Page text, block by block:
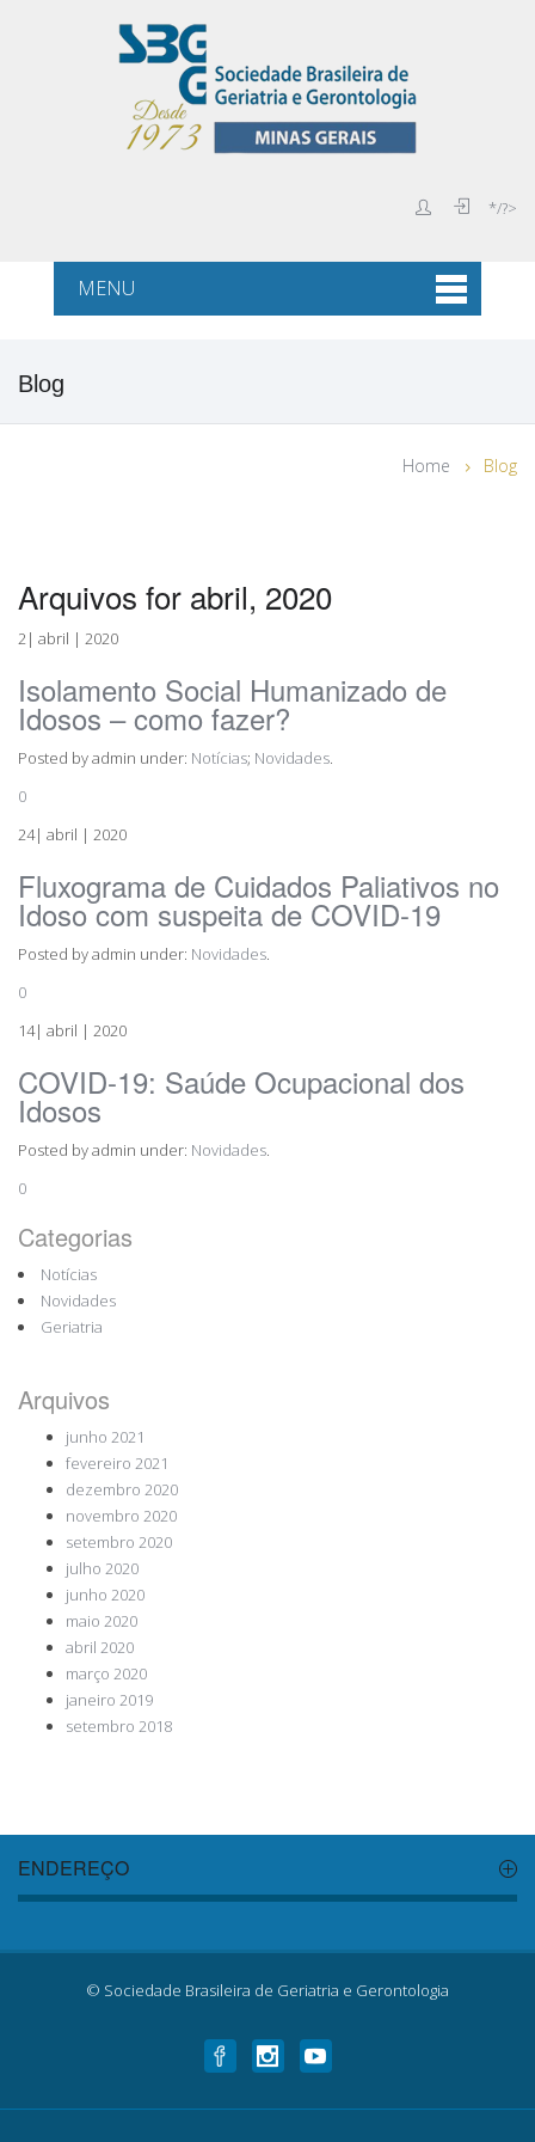
*/?>
MENU
Blog
Home Blog
Arquivos for abril, 2020
2| abril | 2020
Isolamento Social Humanizado de
Idosos – como fazer?
Posted by admin under: Notícias; Novidades.
0
24| abril | 2020
Fluxograma de Cuidados Paliativos no
Idoso com suspeita de COVID-19
Posted by admin under: Novidades.
0
14| abril | 2020
COVID-19: Saúde Ocupacional dos
Idosos
Posted by admin under: Novidades.
0
Categorias
Notícias
Novidades
Geriatria
Arquivos
junho 2021
fevereiro 2021
dezembro 2020
novembro 2020
setembro 2020
julho 2020
junho 2020
maio 2020
abril 2020
março 2020
janeiro 2019
setembro 2018
ENDEREÇO
© Sociedade Brasileira de Geriatria e Gerontologia